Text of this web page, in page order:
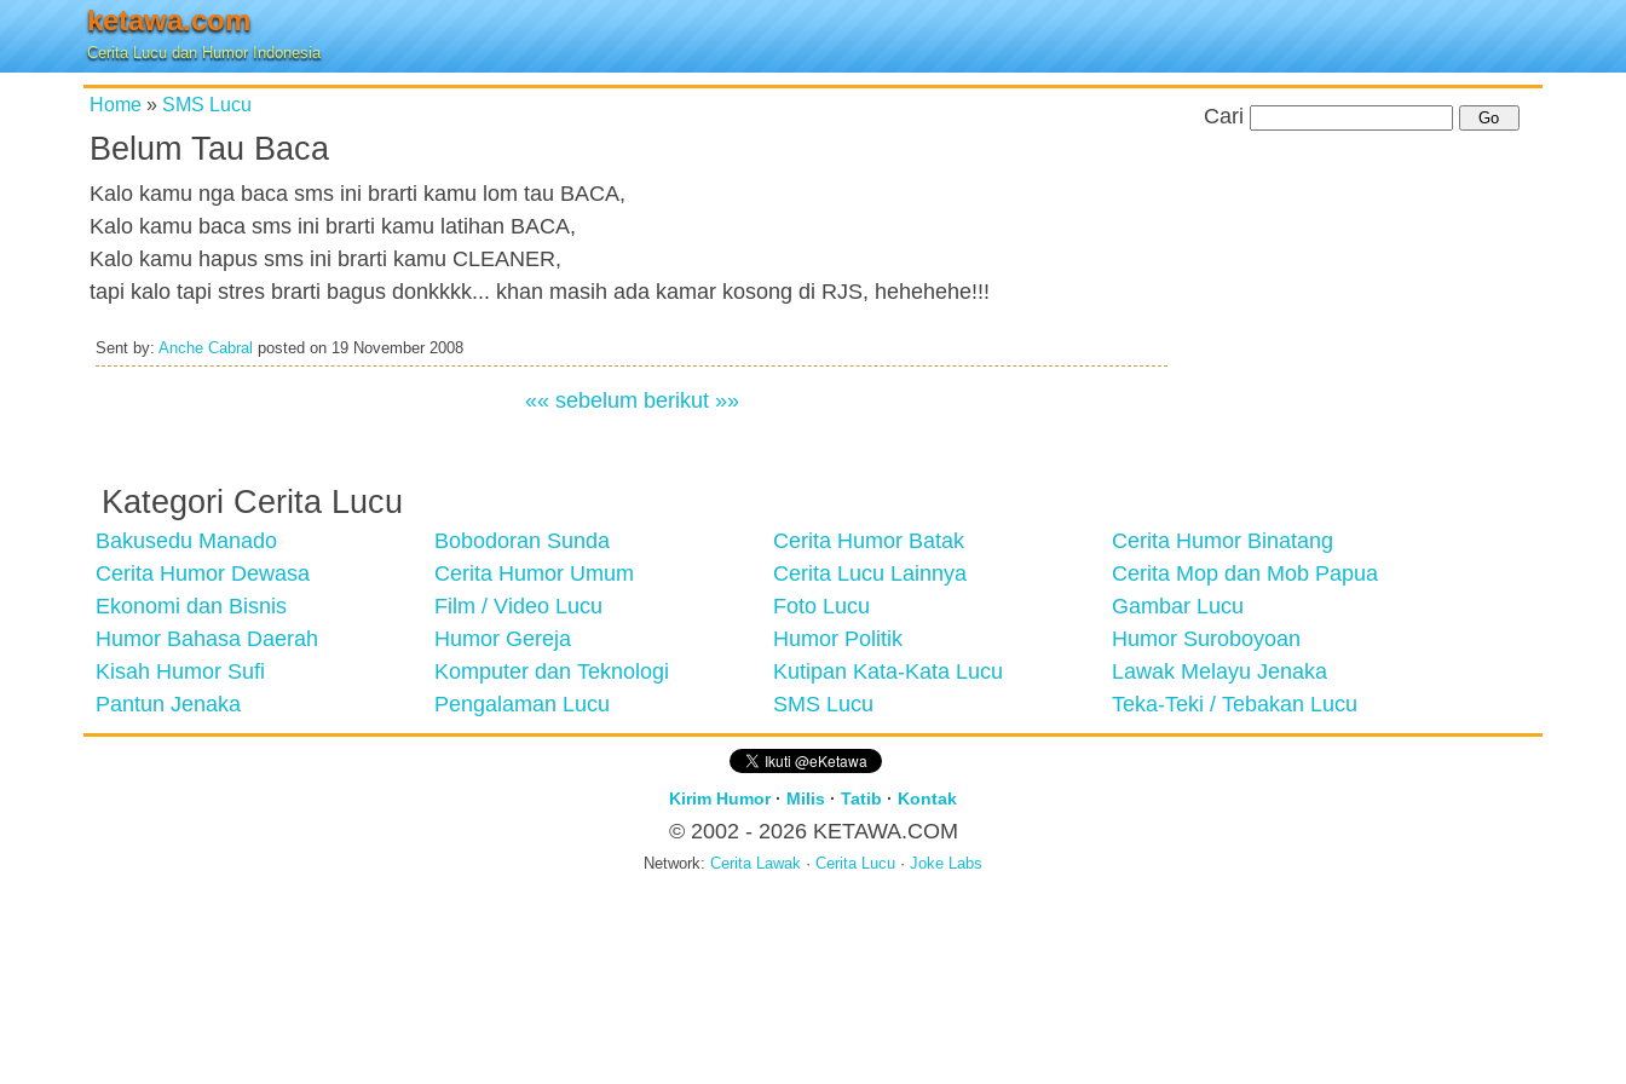
ketawa.com
Cerita Lucu dan Humor Indonesia
Home » SMS Lucu
Belum Tau Baca
Kalo kamu nga baca sms ini brarti kamu lom tau BACA,
Kalo kamu baca sms ini brarti kamu latihan BACA,
Kalo kamu hapus sms ini brarti kamu CLEANER,
tapi kalo tapi stres brarti bagus donkkkk... khan masih ada kamar kosong di RJS, hehehehe!!!
Sent by: Anche Cabral posted on 19 November 2008
«« sebelum berikut »»
Cari
Kategori Cerita Lucu
Bakusedu Manado Bobodoran Sunda Cerita Humor Batak
Cerita Humor Binatang
Cerita Humor Dewasa
Cerita Humor Umum Cerita Lucu Lainnya
Cerita Mop dan Mob Papua
Ekonomi dan Bisnis
Film / Video Lucu Foto Lucu
Gambar Lucu
Humor Bahasa Daerah
Humor Gereja Humor Politik
Humor Suroboyoan
Kisah Humor Sufi
Komputer dan Teknologi Kutipan Kata-Kata Lucu
Lawak Melayu Jenaka
Pantun Jenaka
Pengalaman Lucu SMS Lucu Teka-Teki / Tebakan Lucu
Kirim Humor· Milis · Tatib · Kontak
© 2002 - 2026 KETAWA.COM
Network: Cerita Lawak · Cerita Lucu · Joke Labs